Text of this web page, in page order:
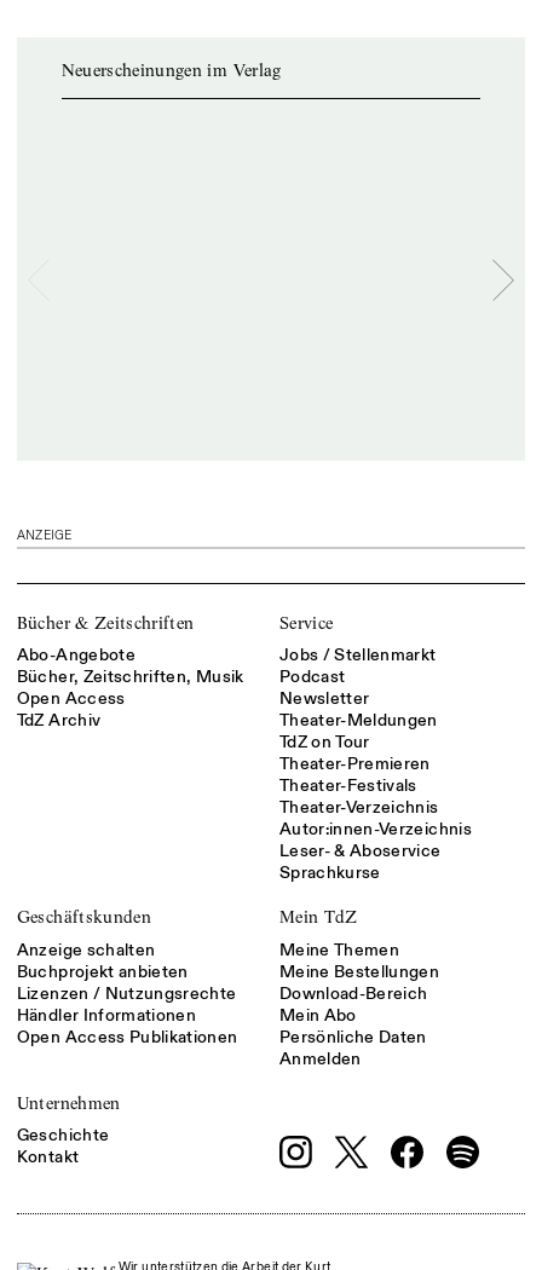
Neuerscheinungen im Verlag
ANZEIGE
Bücher & Zeitschriften
Abo-Angebote
Bücher, Zeitschriften, Musik
Open Access
TdZ Archiv
Service
Jobs / Stellenmarkt
Podcast
Newsletter
Theater-Meldungen
TdZ on Tour
Theater-Premieren
Theater-Festivals
Theater-Verzeichnis
Autor:innen-Verzeichnis
Leser- & Aboservice
Sprachkurse
Geschäftskunden
Anzeige schalten
Buchprojekt anbieten
Lizenzen / Nutzungsrechte
Händler Informationen
Open Access Publikationen
Mein TdZ
Meine Themen
Meine Bestellungen
Download-Bereich
Mein Abo
Persönliche Daten
Anmelden
Unternehmen
Geschichte
Kontakt
Wir unterstützen die Arbeit der Kurt